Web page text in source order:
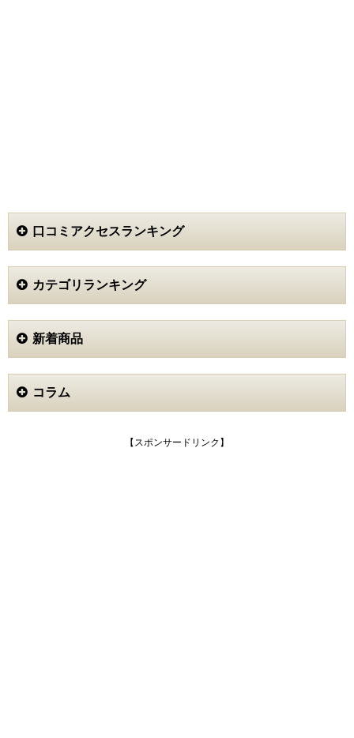
口コミアクセスランキング
カテゴリランキング
新着商品
コラム
【スポンサードリンク】